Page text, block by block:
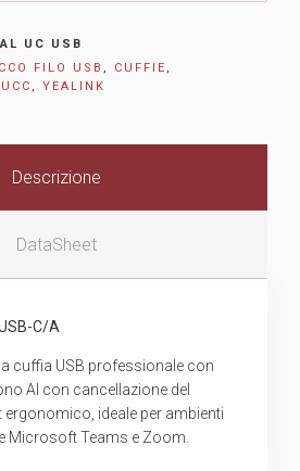
UC USB
FILO USB , CUFFIE ,
UCC , YEALINK
Descrizione
DataSheet
C/A
cuffia USB professionale con
AI con cancellazione del
ideale per ambienti
Microsoft Teams e Zoom.